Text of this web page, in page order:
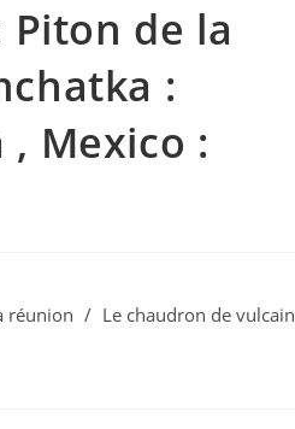
Piton de la
:
, Mexico :
réunion / Le chaudron de vulcain